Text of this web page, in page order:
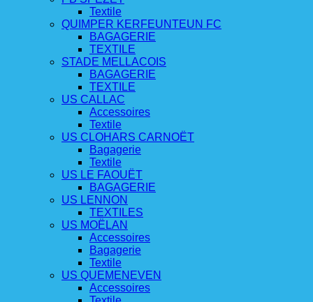
Textile
QUIMPER KERFEUNTEUN FC
BAGAGERIE
TEXTILE
STADE MELLACOIS
BAGAGERIE
TEXTILE
US CALLAC
Accessoires
Textile
US CLOHARS CARNOËT
Bagagerie
Textile
US LE FAOUËT
BAGAGERIE
US LENNON
TEXTILES
US MOËLAN
Accessoires
Bagagerie
Textile
US QUEMENEVEN
Accessoires